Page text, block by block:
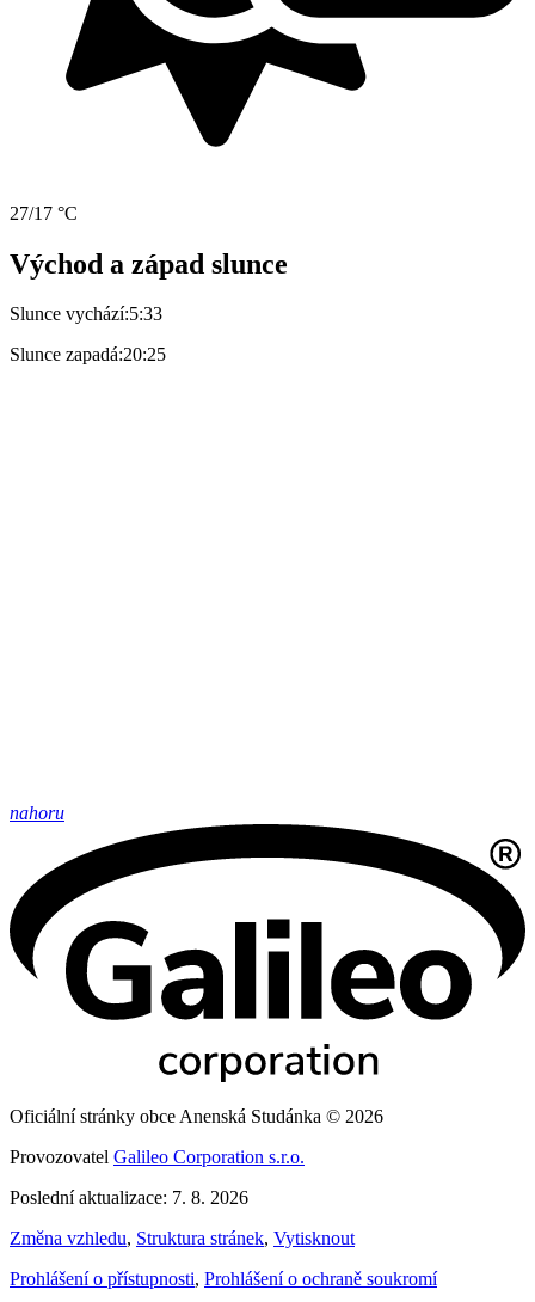
27/17 °C
Východ a západ slunce
Slunce vychází:5:33
Slunce zapadá:20:25
nahoru
Oficiální stránky obce Anenská Studánka © 2026
Provozovatel Galileo Corporation s.r.o.
Poslední aktualizace: 7. 8. 2026
Změna vzhledu, Struktura stránek, Vytisknout
Prohlášení o přístupnosti, Prohlášení o ochraně soukromí